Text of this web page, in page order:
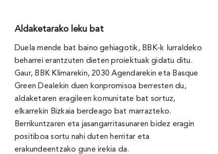
Aldaketarako leku bat
Duela mende bat baino gehiagotik, BBK-k lurraldeko
beharrei erantzuten dieten proiektuak gidatu ditu.
Gaur, BBK Klimarekin, 2030 Agendarekin eta Basque
Green Dealekin duen konpromisoa berresten du,
aldaketaren eragileen komunitate bat sortuz,
elkarrekin Bizkaia berdeago bat marrazteko.
Berrikuntzaren eta jasangarritasunaren bidez eragin
positiboa sortu nahi duten herritar eta
erakundeentzako gune irekia da.